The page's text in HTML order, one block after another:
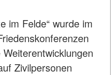
im Felde“ wurde im
Zivilpersonen